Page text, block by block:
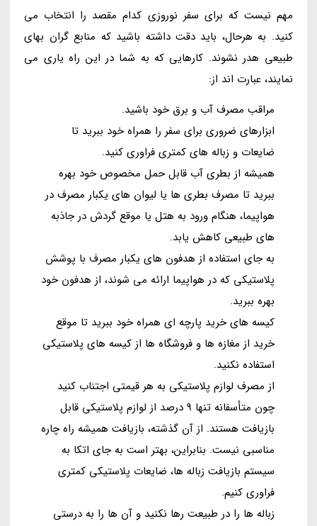
مهم نیست که برای سفر نوروزی کدام مقصد را انتخاب می
کنید. به هرحال، باید دقت داشته باشید که منابع گران بهای
طبیعی هدر نشوند. کارهایی که به شما در این راه یاری می
نمایند، عبارت اند از:
مراقب مصرف آب و برق خود باشید.
ابزارهای ضروری برای سفر را همراه خود ببرید تا
ضایعات و زباله های کمتری فراوری کنید.
همیشه از بطری آب قابل حمل مخصوص خود بهره
ببرید تا مصرف بطری ها یا لیوان های یکبار مصرف در
هواپیما، هنگام ورود به هتل یا موقع گردش در جاذبه
های طبیعی کاهش یابد.
به جای استفاده از هدفون های یکبار مصرف با پوشش
پلاستیکی که در هواپیما ارائه می شوند، از هدفون خود
بهره ببرید.
کیسه های خرید پارچه ای همراه خود ببرید تا موقع
خرید از مغازه ها و فروشگاه ها از کیسه های پلاستیکی
استفاده نکنید.
از مصرف لوازم پلاستیکی به هر قیمتی اجتناب کنید
چون متأسفانه تنها 9 درصد از لوازم پلاستیکی قابل
بازیافت هستند. از آن گذشته، بازیافت همیشه راه چاره
مناسبی نیست. بنابراین، بهتر است به جای اتکا به
سیستم بازیافت زباله ها، ضایعات پلاستیکی کمتری
فراوری کنیم.
زباله ها را در طبیعت رها نکنید و آن ها را به درستی